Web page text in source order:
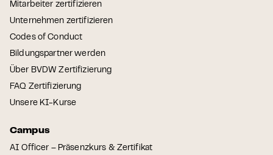
Mitarbeiter zertifizieren
Unternehmen zertifizieren
Codes of Conduct
Bildungspartner werden
Über BVDW Zertifizierung
FAQ Zertifizierung
Unsere KI-Kurse
Campus
AI Officer – Präsenzkurs & Zertifikat